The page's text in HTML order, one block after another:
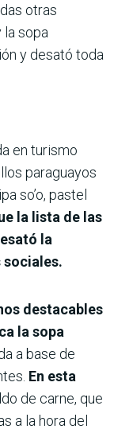
otras
sopa
y desató toda
en turismo
paraguayos
so’o, pastel
la lista de las
la
sociales.
destacables
la sopa
a base de
En esta
de carne, que
a la hora del